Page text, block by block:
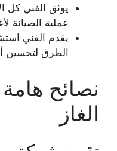
يوثق الفني كل
عملية الصيانة
يقدم الفني
الطرق لتحسين
نصائح
الغاز